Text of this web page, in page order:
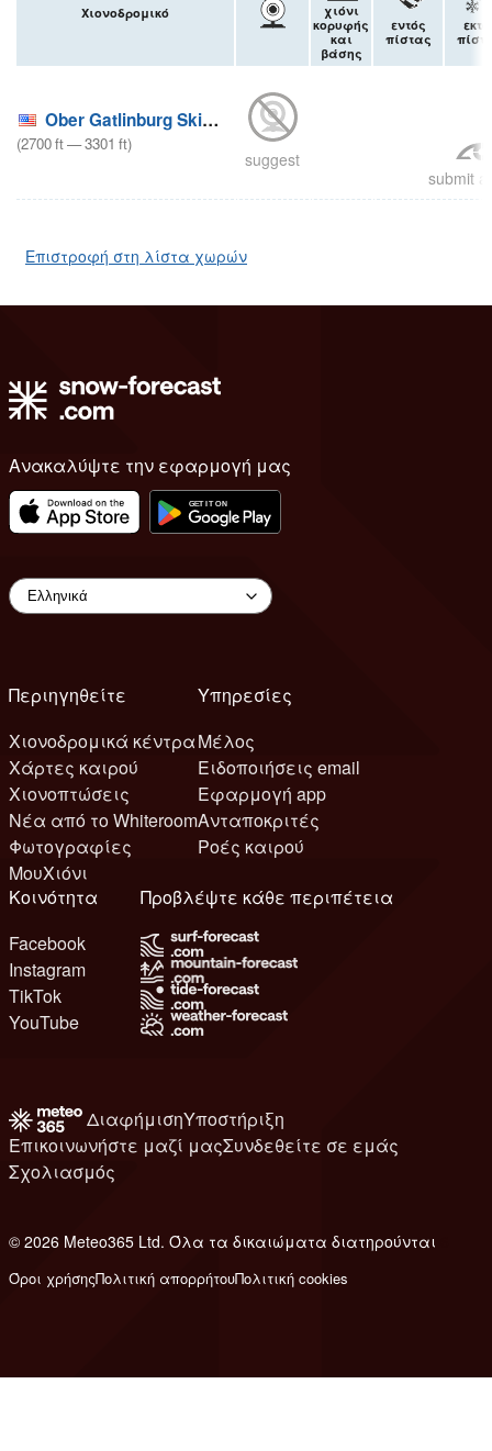
Χιονοδρομικό
χιόνι
κορυφής
και
βάσης
εντός
πίστας
Ober Gatlinburg Ski Resort
(2700ft—3301 ft)
suggest
submit
Επιστροφή στη λίστα χωρών
Ανακαλύψτε την εφαρμογή μας
Περιηγηθείτε
Χιονοδρομικά κέντρα
Χάρτες καιρού
Χιονοπτώσεις
Νέα από το Whiteroom
Φωτογραφίες
ΜουΧιόνι
Υπηρεσίες
Μέλος
Ειδοποιήσεις email
Εφαρμογή app
Ανταποκριτές
Ροές καιρού
Κοινότητα
Facebook
Instagram
TikTok
YouTube
Προβλέψτε κάθε περιπέτεια
ΔιαφήμισηΥποστήριξη
Επικοινωνήστε μαζί μαςΣυνδεθείτε σε εμάς
Σχολιασμός
© 2026 Meteo365 Ltd. Όλα τα δικαιώματα διατηρούνται
Όροι χρήσηςΠολιτική απορρήτουΠολιτική cookies